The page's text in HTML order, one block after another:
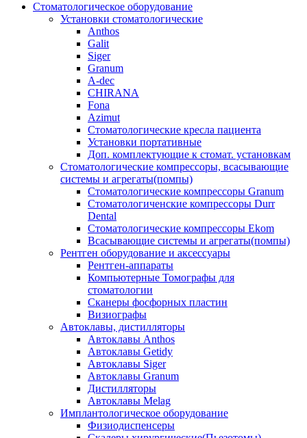
Стоматологическое оборудование
Установки стоматологические
Anthos
Galit
Siger
Granum
A-dec
CHIRANA
Fona
Azimut
Стоматологические кресла пациента
Установки портативные
Доп. комплектующие к стомат. установкам
Стоматологические компрессоры, всасывающие
системы и агрегаты(помпы)
Стоматологические компрессоры Granum
Стоматологиченские компрессоры Durr
Dental
Стоматологические компрессоры Ekom
Всасывающие системы и агрегаты(помпы)
Рентген оборудование и аксессуары
Рентген-аппараты
Компьютерные Томографы для
стоматологии
Сканеры фосфорных пластин
Визиографы
Автоклавы, дистилляторы
Автоклавы Anthos
Автоклавы Getidy
Автоклавы Siger
Автоклавы Granum
Дистилляторы
Автоклавы Melag
Имплантологическое оборудование
Физиодиспенсеры